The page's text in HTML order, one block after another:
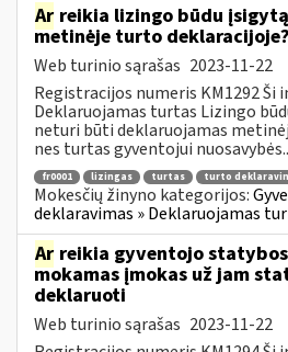
Ar reikia lizingo būdu
metinėje turto deklaracijoje?
Web turinio sąrašas 2023-11-22
Registracijos numeris KM1292 Ši
Deklaruojamas turtas Lizingo
neturi būti deklaruojamas
nes turtas gyventojui
fr0001 lizingas turtas turto
Mokesčių žinyno kategorijos:
deklaravimas » Deklaruojamas
Ar reikia gyventojo
mokamas įmokas už jam
deklaruoti
Web turinio sąrašas 2023-11-22